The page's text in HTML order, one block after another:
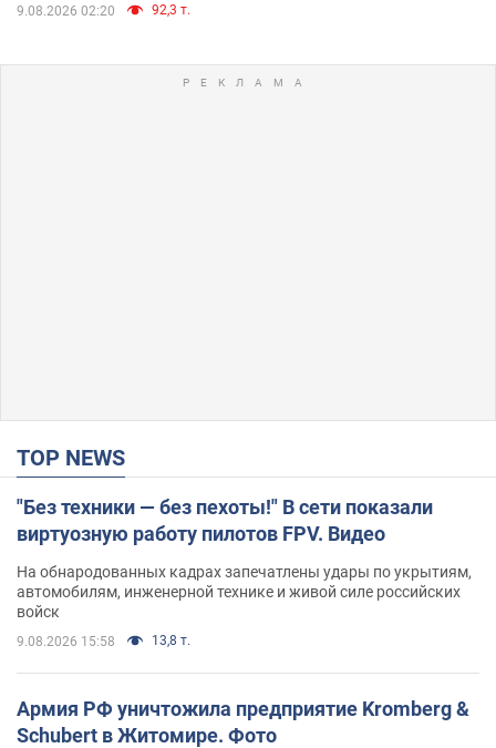
9.08.2026 02:20 92,3 т.
TOP NEWS
"Без техники — без пехоты!" В сети показали
виртуозную работу пилотов FPV. Видео
На обнародованных кадрах запечатлены удары по укрытиям,
автомобилям, инженерной технике и живой силе российских
войск
9.08.2026 15:58 13,8 т.
Армия РФ уничтожила предприятие Kromberg &
Schubert в Житомире. Фото